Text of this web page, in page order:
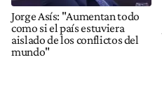
Jorge Asís: "Aumentan todo
como si el país estuviera
aislado de los conflictos del
mundo"